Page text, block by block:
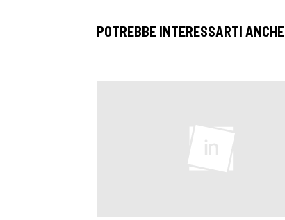
POTREBBE INTERESSARTI ANCHE